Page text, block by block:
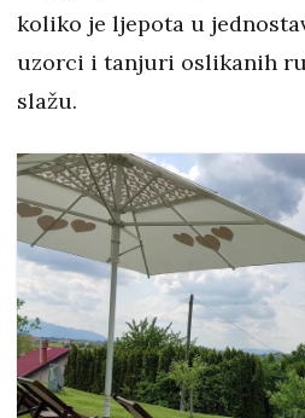
koliko je ljepota u
uzorci i tanjuri oslikanih
slažu.